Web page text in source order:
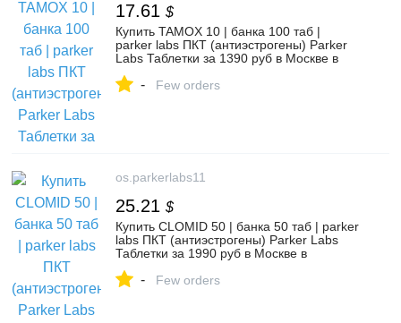
17.61 $
Купить TAMOX 10 | банка 100 таб |
parker labs ПКТ (антиэстрогены) Parker
Labs Таблетки за 1390 руб в Москве в
https://os.parkerlabs11.pro/
- Few orders
os.parkerlabs11
25.21 $
Купить CLOMID 50 | банка 50 таб | parker
labs ПКТ (антиэстрогены) Parker Labs
Таблетки за 1990 руб в Москве в
https://os.parkerlabs11.pro/
- Few orders